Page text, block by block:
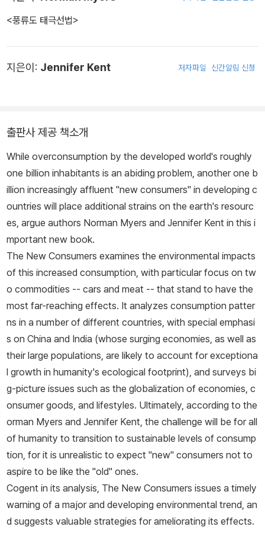
<풍류도 태극선법>
지은이: Jennifer Kent 저자파일 신간알림 신청
출판사 제공 책소개
While overconsumption by the developed world's roughly
one billion inhabitants is an abiding problem, another one b
illion increasingly affluent "new consumers" in developing c
ountries will place additional strains on the earth's resourc
es, argue authors Norman Myers and Jennifer Kent in this i
mportant new book.
The New Consumers examines the environmental impacts
of this increased consumption, with particular focus on tw
o commodities -- cars and meat -- that stand to have the
most far-reaching effects. It analyzes consumption patter
ns in a number of different countries, with special emphasi
s on China and India (whose surging economies, as well as
their large populations, are likely to account for exceptiona
l growth in humanity's ecological footprint), and surveys bi
g-picture issues such as the globalization of economies, c
onsumer goods, and lifestyles. Ultimately, according to the
orman Myers and Jennifer Kent, the challenge will be for all
of humanity to transition to sustainable levels of consump
tion, for it is unrealistic to expect "new" consumers not to
aspire to be like the "old" ones.
Cogent in its analysis, The New Consumers issues a timely
warning of a major and developing environmental trend, an
d suggests valuable strategies for ameliorating its effects.